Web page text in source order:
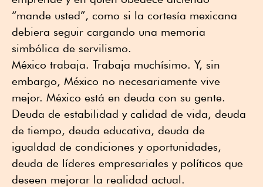
“mande usted”, como si la cortesía mexicana
debiera seguir cargando una memoria
simbólica de servilismo.
México trabaja. Trabaja muchísimo. Y, sin
embargo, México no necesariamente vive
mejor. México está en deuda con su gente.
Deuda de estabilidad y calidad de vida, deuda
de tiempo, deuda educativa, deuda de
igualdad de condiciones y oportunidades,
deuda de líderes empresariales y políticos que
deseen mejorar la realidad actual.